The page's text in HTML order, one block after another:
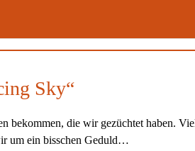
Sky“
die wir gezüchtet haben.
um ein bisschen Geduld…